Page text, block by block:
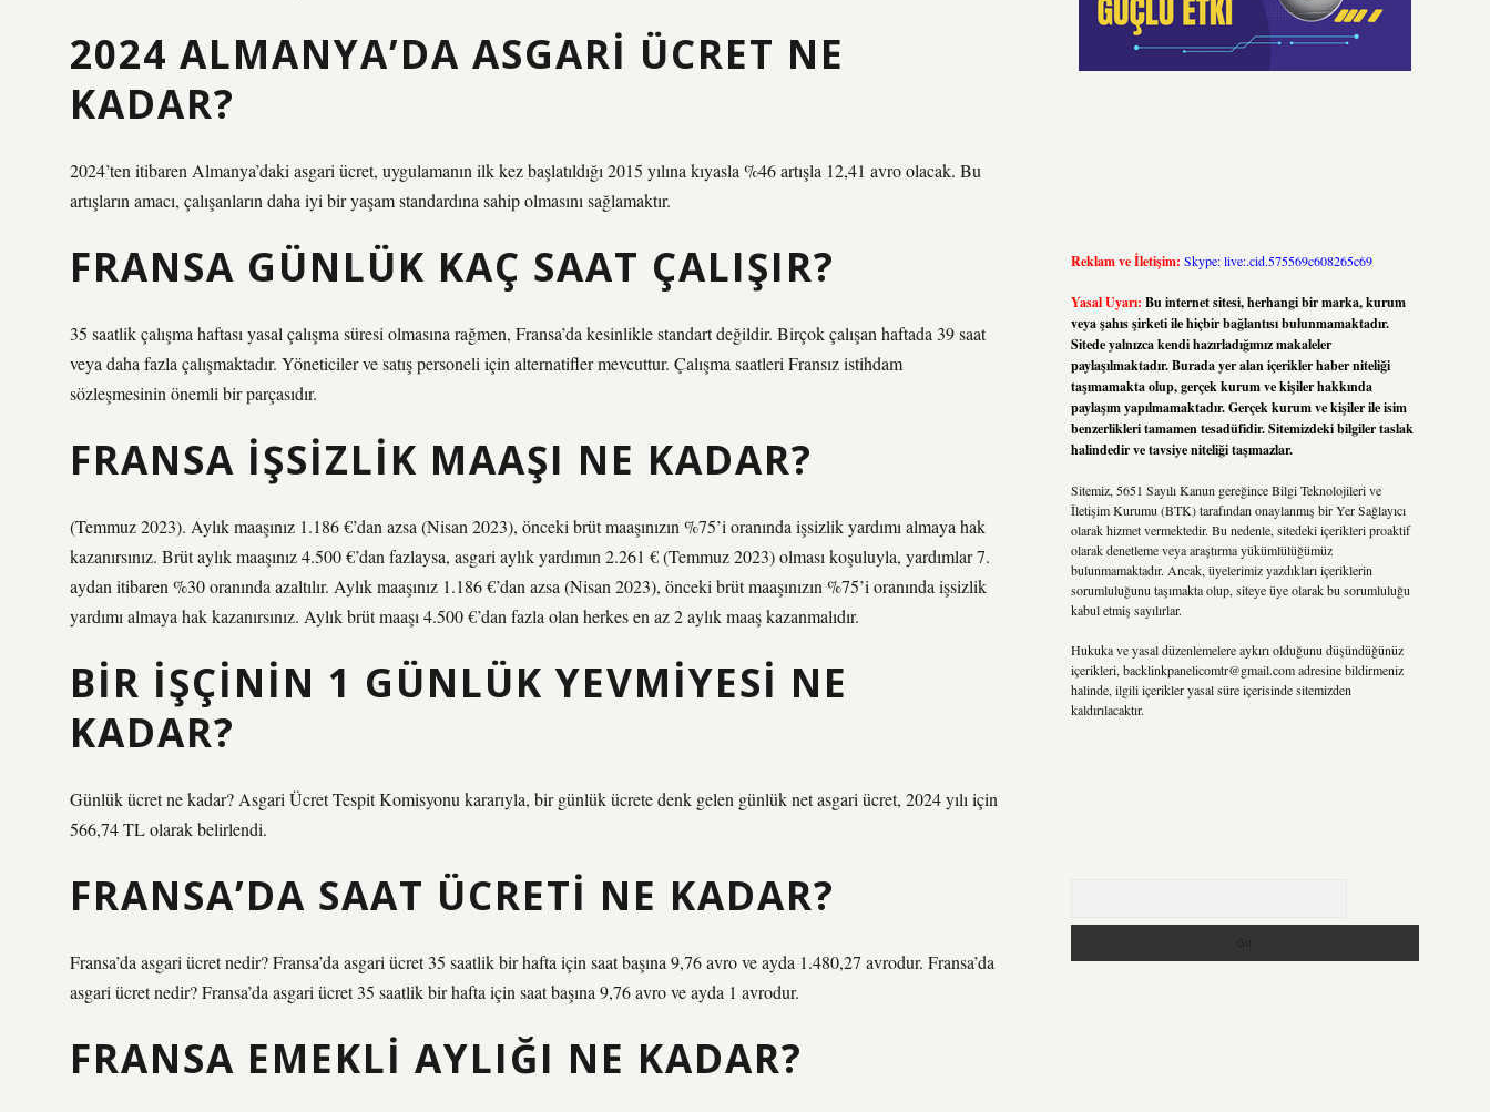
2024 ALMANYA’DA ASGARI ÜCRET NE
KADAR?
2024’ten itibaren Almanya’daki asgari ücret, uygulamanın ilk kez başlatıldığı 2015 yılına kıyasla %46 artışla 12,41 avro olacak. Bu
artışların amacı, çalışanların daha iyi bir yaşam standardına sahip olmasını sağlamaktır.
FRANSA GÜNLÜK KAÇ SAAT ÇALIŞIR?
35 saatlik çalışma haftası yasal çalışma süresi olmasına rağmen, Fransa’da kesinlikle standart değildir. Birçok çalışan haftada 39 saat
veya daha fazla çalışmaktadır. Yöneticiler ve satış personeli için alternatifler mevcuttur. Çalışma saatleri Fransız istihdam
sözleşmesinin önemli bir parçasıdır.
FRANSA IŞSIZLIK MAAŞI NE KADAR?
(Temmuz 2023). Aylık maaşınız 1.186 €’dan azsa (Nisan 2023), önceki brüt maaşınızın %75’i oranında işsizlik yardımı almaya hak
kazanırsınız. Brüt aylık maaşınız 4.500 €’dan fazlaysa, asgari aylık yardımın 2.261 € (Temmuz 2023) olması koşuluyla, yardımlar 7.
aydan itibaren %30 oranında azaltılır. Aylık maaşınız 1.186 €’dan azsa (Nisan 2023), önceki brüt maaşınızın %75’i oranında işsizlik
yardımı almaya hak kazanırsınız. Aylık brüt maaşı 4.500 €’dan fazla olan herkes en az 2 aylık maaş kazanmalıdır.
BIR IŞÇININ 1 GÜNLÜK YEVMIYESI NE
KADAR?
Günlük ücret ne kadar? Asgari Ücret Tespit Komisyonu kararıyla, bir günlük ücrete denk gelen günlük net asgari ücret, 2024 yılı için
566,74 TL olarak belirlendi.
FRANSA’DA SAAT ÜCRETI NE KADAR?
Fransa’da asgari ücret nedir? Fransa’da asgari ücret 35 saatlik bir hafta için saat başına 9,76 avro ve ayda 1.480,27 avrodur. Fransa’da
asgari ücret nedir? Fransa’da asgari ücret 35 saatlik bir hafta için saat başına 9,76 avro ve ayda 1 avrodur.
FRANSA EMEKLI AYLIĞI NE KADAR?
Reklam ve İletişim: Skype: live:.cid.575569c608265c69
Yasal Uyarı: Bu internet sitesi, herhangi bir marka, kurum
veya şahıs şirketi ile hiçbir bağlantısı bulunmamaktadır.
Sitede yalnızca kendi hazırladığımız makaleler
paylaşılmaktadır. Burada yer alan içerikler haber niteliği
taşımamakta olup, gerçek kurum ve kişiler hakkında
paylaşım yapılmamaktadır. Gerçek kurum ve kişiler ile isim
benzerlikleri tamamen tesadüfidir. Sitemizdeki bilgiler taslak
halindedir ve tavsiye niteliği taşımazlar.
Sitemiz, 5651 Sayılı Kanun gereğince Bilgi Teknolojileri ve
İletişim Kurumu (BTK) tarafından onaylanmış bir Yer Sağlayıcı
olarak hizmet vermektedir. Bu nedenle, sitedeki içerikleri proaktif
olarak denetleme veya araştırma yükümlülüğümüz
bulunmamaktadır. Ancak, üyelerimiz yazdıkları içeriklerin
sorumluluğunu taşımakta olup, siteye üye olarak bu sorumluluğu
kabul etmiş sayılırlar.
Hukuka ve yasal düzenlemelere aykırı olduğunu düşündüğünüz
içerikleri, backlinkpanelicomtr@gmail.comadresine bildirmeniz
halinde, ilgili içerikler yasal süre içerisinde sitemizden
kaldırılacaktır.